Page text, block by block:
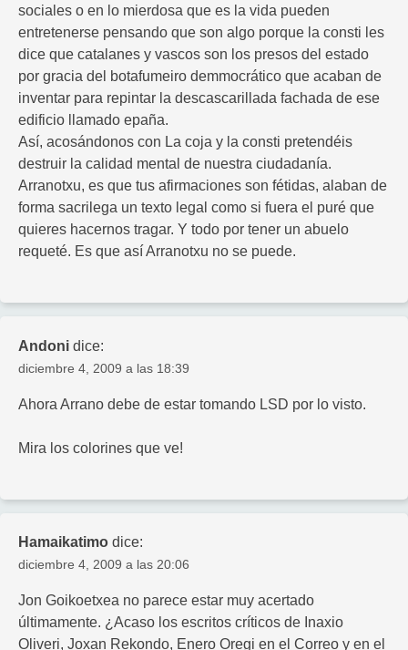
sociales o en lo mierdosa que es la vida pueden
entretenerse pensando que son algo porque la consti les
dice que catalanes y vascos son los presos del estado
por gracia del botafumeiro demmocrático que acaban de
inventar para repintar la descascarillada fachada de ese
edificio llamado epaña.
Así, acosándonos con La coja y la consti pretendéis
destruir la calidad mental de nuestra ciudadanía.
Arranotxu, es que tus afirmaciones son fétidas, alaban de
forma sacrilega un texto legal como si fuera el puré que
quieres hacernos tragar. Y todo por tener un abuelo
requeté. Es que así Arranotxu no se puede.
Andoni dice:
diciembre 4, 2009 a las 18:39
Ahora Arrano debe de estar tomando LSD por lo visto.
Mira los colorines que ve!
Hamaikatimo dice:
diciembre 4, 2009 a las 20:06
Jon Goikoetxea no parece estar muy acertado
últimamente. ¿Acaso los escritos críticos de Inaxio
Oliveri, Joxan Rekondo, Enero Oregi en el Correo y en el